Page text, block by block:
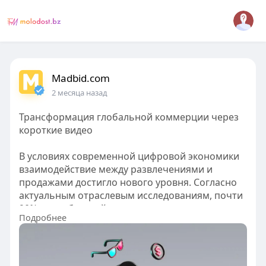
Madbid.com
2 месяца назад
Трансформация глобальной коммерции через
короткие видео
В условиях современной цифровой экономики
взаимодействие между развлечениями и
продажами достигло нового уровня. Согласно
актуальным отраслевым исследованиям, почти
90% потребителей совершают покупки у новых
брендов после того, как впервые увидели их в
подтверждают радикальное изменение
рыночных правил: алгоритмы позволяют
Подробнее